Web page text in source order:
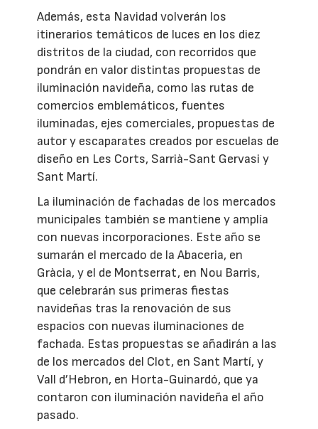
Además, esta Navidad volverán los
itinerarios temáticos de luces en los diez
distritos de la ciudad, con recorridos que
pondrán en valor distintas propuestas de
iluminación navideña, como las rutas de
comercios emblemáticos, fuentes
iluminadas, ejes comerciales, propuestas de
autor y escaparates creados por escuelas de
diseño en Les Corts, Sarrià-Sant Gervasi y
Sant Martí.
La iluminación de fachadas de los mercados
municipales también se mantiene y amplía
con nuevas incorporaciones. Este año se
sumarán el mercado de la Abaceria, en
Gràcia, y el de Montserrat, en Nou Barris,
que celebrarán sus primeras fiestas
navideñas tras la renovación de sus
espacios con nuevas iluminaciones de
fachada. Estas propuestas se añadirán a las
de los mercados del Clot, en Sant Martí, y
Vall d’Hebron, en Horta-Guinardó, que ya
contaron con iluminación navideña el año
pasado.